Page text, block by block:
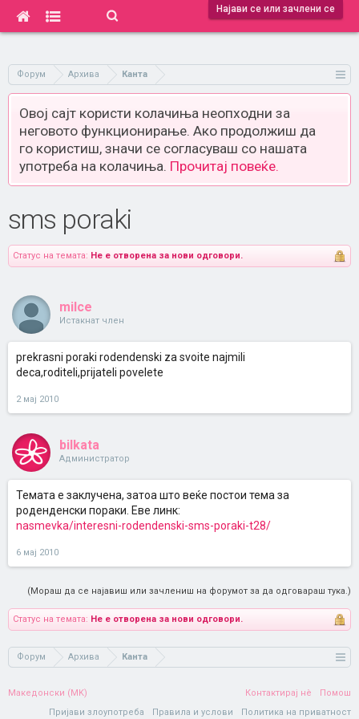
Најави се или зачлени се
Форум Архива Канта
Овој сајт користи колачиња неопходни за
неговото функционирање. Ако продолжиш да
го користиш, значи се согласуваш со нашата
употреба на колачиња. Прочитај повеќе.
sms poraki
Статус на темата: Не е отворена за нови одговори.
milce
Истакнат член
prekrasni poraki rodendenski za svoite najmili
deca,roditeli,prijateli povelete
2 мај 2010
bilkata
Администратор
Темата е заклучена, затоа што веќе постои тема за
роденденски пораки. Еве линк:
nasmevka/interesni-rodendenski-sms-poraki-t28/
6 мај 2010
(Мораш да се најавиш или зачлениш на форумот за да одговараш тука.)
Статус на темата: Не е отворена за нови одговори.
Форум Архива Канта
Македонски (MK) Контактирај нè
Помош
Пријави злоупотреба
Правила и услови
Политика на приватност